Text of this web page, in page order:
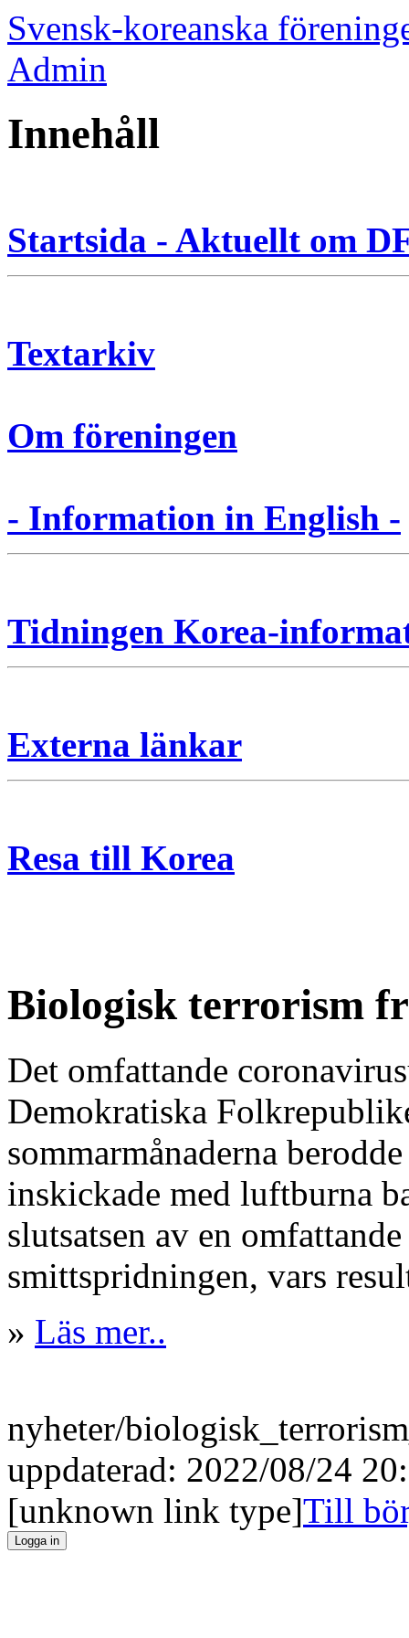
Svensk-koreanska
Admin
Innehåll
Startsida - Aktuellt om
Textarkiv
Om föreningen
- Information in English -
Tidningen Korea-
Externa länkar
Resa till Korea
Biologisk terrorism
Det omfattande
Demokratiska
sommarmånaderna
inskickade med luftburna
slutsatsen av en
smittspridningen, vars
» Läs mer..
nyheter/
uppdaterad: 2022/08/24
[unknown link type]Till
Logga in